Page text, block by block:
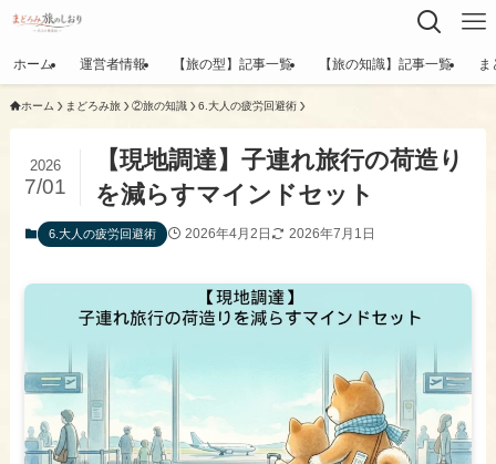
ホーム 運営者情報 【旅の型】記事一覧 【旅の知識】記事一覧 ま
ホーム まどろみ旅 ②旅の知識 6.大人の疲労回避術
【現地調達】子連れ旅行の荷造り
を減らすマインドセット
2026
7/01
6.大人の疲労回避術 2026年4月2日 2026年7月1日